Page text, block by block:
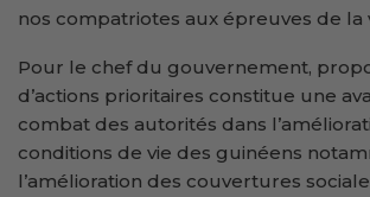
nos compatriotes aux épreuves de la
Pour le chef du gouvernement,
d’actions prioritaires constitue une
combat des autorités dans
conditions de vie des guinéens
l’amélioration des couvertures